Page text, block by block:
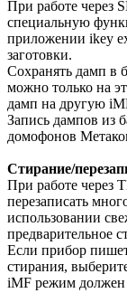
При работе через
специальную
приложении ikey
заготовки.
Сохранять дамп в
можно только на
дамп на другую
Запись дампов из
домофонов
Стирание/
При работе через
перезаписать
использовании
предварительное
Если прибор
стирания,
iMF режим должен